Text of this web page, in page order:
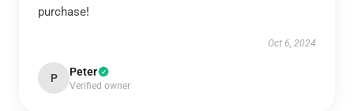
purchase!
Oct 6, 2024
P Peter
Verified owner